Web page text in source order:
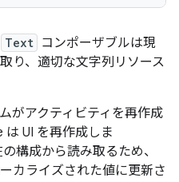
Text コンポーザブルは現
り、適切な文字列リソース
がアクティビティを再作成
は UI を再作成しま
構成から読み取るため、
カライズされた値に更新さ